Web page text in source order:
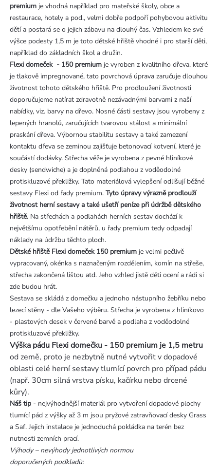
premium je vhodná například pro mateřské školy, obce a
restaurace, hotely a pod., velmi dobře podpoří pohybovou aktivitu
dětí a postará se o jejich zábavu na dlouhý čas. Vzhledem ke své
výšce podesty 1,5 m je toto dětské hřiště vhodné i pro starší děti,
například do základních škol a družin.
Flexi domeček - 150 premium je vyroben z kvalitního dřeva, které
je tlakově impregnované, tato povrchová úprava zaručuje dlouhou
životnost tohoto dětského hřiště. Pro prodloužení životnosti
doporučujeme natírat zdravotně nezávadnými barvami z naší
nabídky, viz. barvy na dřevo. Nosné části sestavy jsou vyrobeny z
lepených hranolů, zaručujících tvarovou stálost a minimální
praskání dřeva. Výbornou stabilitu sestavy a také zamezení
kontaktu dřeva se zeminou zajišťuje betonovací kotvení, které je
součástí dodávky. Střecha věže je vyrobena z pevné hliníkové
desky (sendwiche) a je doplněná podlahou z voděodolné
protiskluzové překližky. Tato materiálová vylepšení odlišují běžné
sestavy Flexi od řady premium. Tyto úpravy výrazně prodlouží
životnost herní sestavy a také ušetří peníze při údržbě dětského
hřiště. Na střechách a podlahách herních sestav dochází k
největšímu opotřebění nátěrů, u řady premium tedy odpadají
náklady na údržbu těchto ploch.
Dětské hřiště Flexi domeček 150 premium je velmi pečlivě
vypracovaný, okénka s naznačeným rozdělením, komín na střeše,
střecha zakončená lištou atd. Jeho vzhled jistě děti ocení a rádi si
zde budou hrát.
Sestava se skládá z domečku a jednoho nástupního žebříku nebo
lezecí stěny - dle Vašeho výběru. Střecha je vyrobena z hliníkovo
- plastových desek v červené barvě a podlaha z voděodolné
protiskluzové překližky.
Výška pádu Flexi domečku - 150 premium je 1,5 metru
od země, proto je nezbytně nutné vytvořit v dopadové
oblasti celé herní sestavy tlumící povrch pro případ pádu
(např. 30cm silná vrstva písku, kačírku nebo drcené
kůry).
Náš tip - nejvýhodnější materiál pro vytvoření dopadové plochy
tlumící pád z výšky až 3 m jsou pryžové zatravňovací desky Grass
a Saf. Jejich instalace je jednoduchá pokládka na terén bez
nutnosti zemních prací.
Výhody – nevýhody jednotlivých normou
doporučených podkladů: